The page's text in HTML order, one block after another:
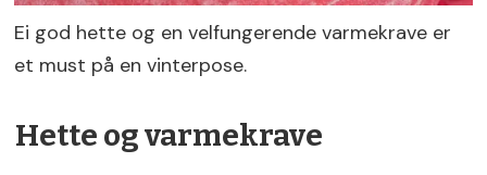
Ei god hette og en velfungerende varmekrave er
et must på en vinterpose.
Hette og varmekrave